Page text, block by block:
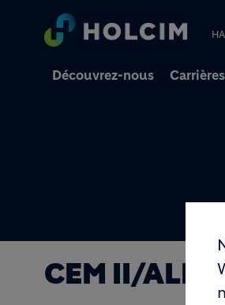
Découvrez-nous
CEM II/